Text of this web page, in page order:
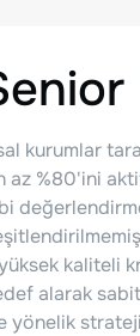
kurumlar
az %80'ini
kaliteli
alarak